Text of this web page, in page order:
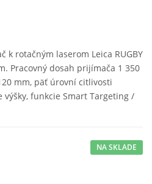
k rotačným laserom Leica RUGBY
Pracovný dosah prijímača 1 350
mm, päť úrovní citlivosti
funkcie Smart Targeting /
NA SKLADE